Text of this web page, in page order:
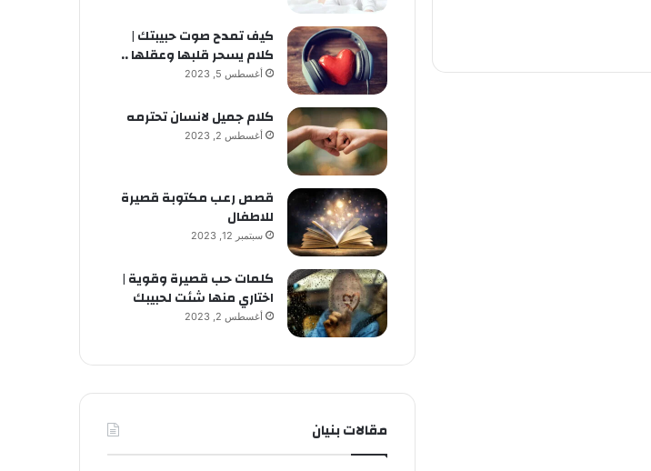
كيف تمدح صوت حبيبتك |
كلام يسحر قلبها وعقلها ..
أغسطس 5, 2023
كلام جميل لانسان تحترمه
أغسطس 2, 2023
قصص رعب مكتوبة قصيرة
للاطفال
سبتمبر 12, 2023
كلمات حب قصيرة وقوية |
اختاري منها شئت لحبيبك
أغسطس 2, 2023
مقالات بنيان